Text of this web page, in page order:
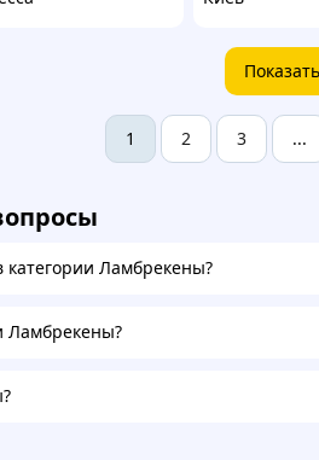
1 2 3 ...
категории Ламбрекены?
Ламбрекены?